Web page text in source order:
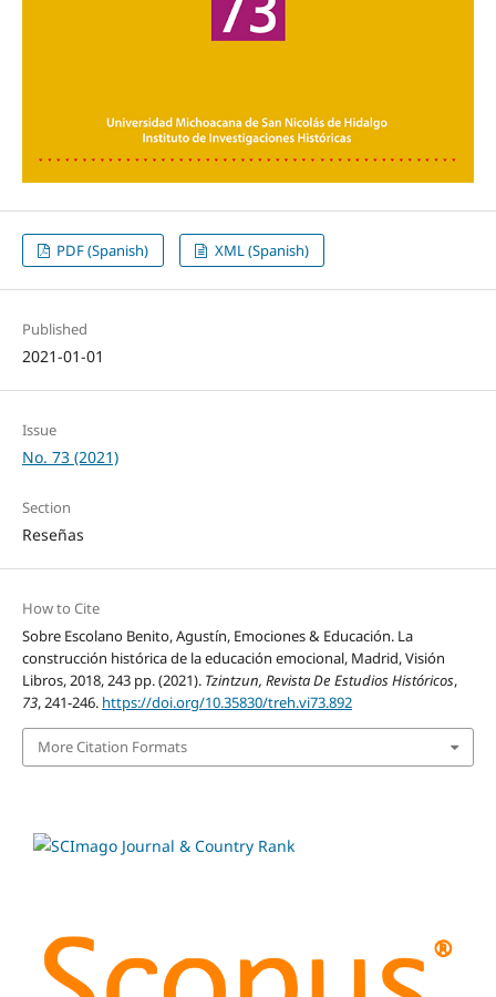
PDF (Spanish) XML (Spanish)
Published
2021-01-01
Issue
No. 73 (2021)
Section
Reseñas
How to Cite
Sobre Escolano Benito, Agustín, Emociones & Educación. La
construcción histórica de la educación emocional, Madrid, Visión
Libros, 2018, 243 pp. (2021). Tzintzun, Revista De Estudios Históricos,
73, 241-246. https://doi.org/10.35830/treh.vi73.892
More Citation Formats